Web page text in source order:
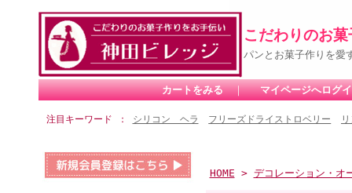
こだわりのお
パンとお菓子作りを愛
カートをみる ｜ マイページへログ
注目キーワード シリコン ヘラ フリーズドライストロベリー
HOME > デコレーション・オ